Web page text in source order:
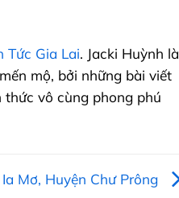
Tức Gia Lai. Jacki Huỳnh là
mộ, bởi những bài viết
vô cùng phong phú
Mơ, Huyện Chư Prông